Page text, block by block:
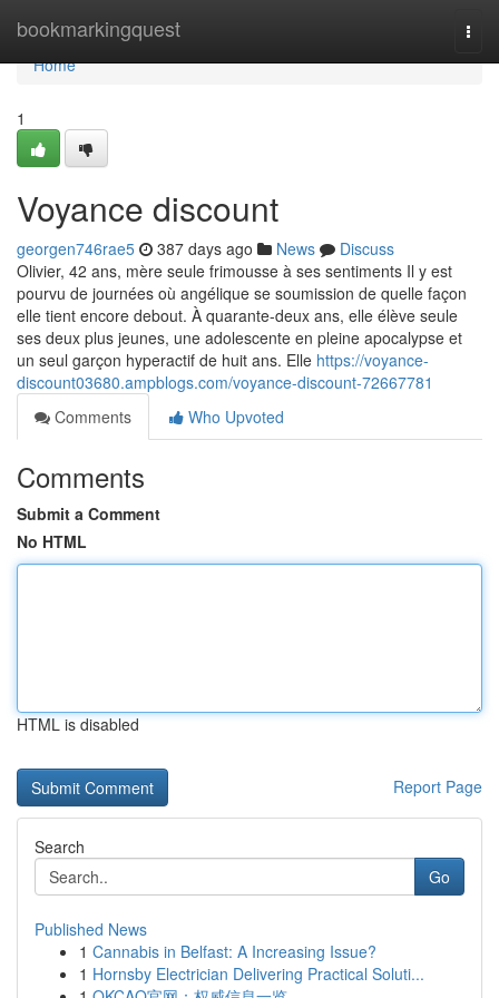
bookmarkingquest
Home
Home
1
Voyance discount
georgen746rae5 387 days ago News
Discuss
Olivier, 42 ans, mère seule frimousse à ses sentiments Il y est
pourvu de journées où angélique se soumission de quelle façon
elle tient encore debout. À quarante-deux ans, elle élève seule
ses deux plus jeunes, une adolescente en pleine apocalypse et
un seul garçon hyperactif de huit ans. Elle https://voyance-
discount03680.ampblogs.com/voyance-discount-72667781
Comments
Who Upvoted
Comments
Submit a Comment
No HTML
HTML is disabled
Report Page
Search
Go
Published News
1 Cannabis in Belfast: A Increasing Issue?
1 Hornsby Electrician Delivering Practical Soluti...